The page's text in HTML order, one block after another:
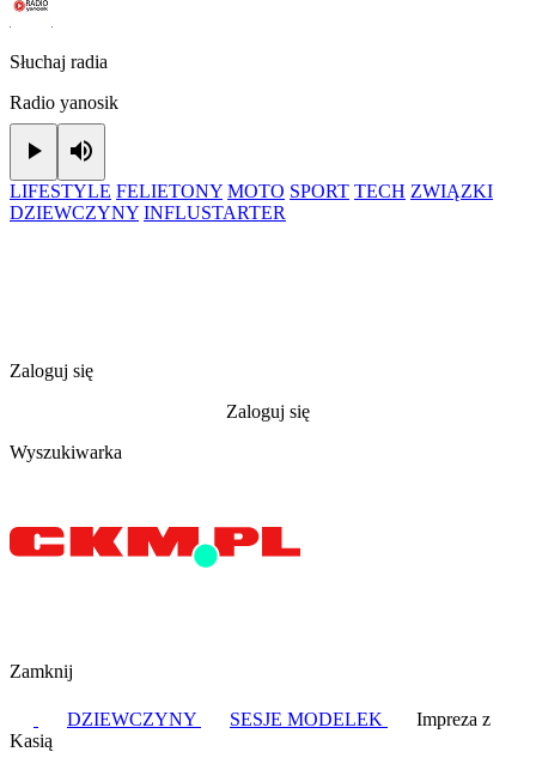
Słuchaj radia
Radio yanosik
Play
LIFESTYLE FELIETONY MOTO SPORT TECH ZWIĄZKI
DZIEWCZYNY INFLUSTARTER
Zaloguj się
Zaloguj się
Wyszukiwarka
Zamknij
DZIEWCZYNY SESJE MODELEK
Impreza z
Kasią